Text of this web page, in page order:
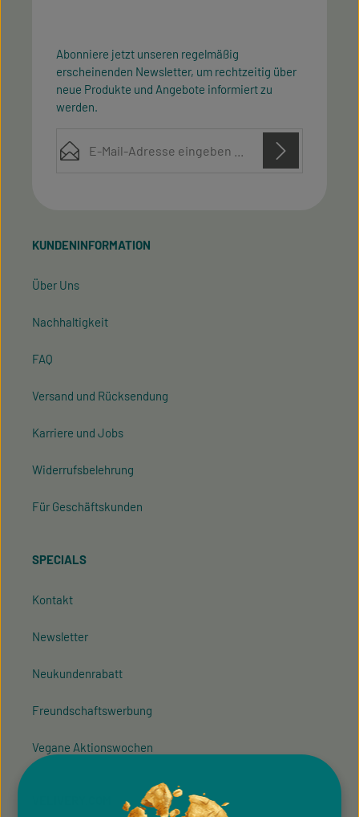
Abonniere jetzt unseren regelmäßig
erscheinenden Newsletter, um rechtzeitig über
neue Produkte und Angebote informiert zu
werden.
mit ihnen einverstanden.
KUNDENINFORMATION
Über Uns
Nachhaltigkeit
FAQ
Versand und Rücksendung
Karriere und Jobs
Widerrufsbelehrung
Für Geschäftskunden
SPECIALS
Kontakt
Newsletter
Neukundenrabatt
Freundschaftswerbung
Vegane Aktionswochen